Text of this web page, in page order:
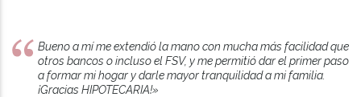
Bueno a mí me extendió la mano con mucha más facilidad que
otros bancos o incluso el FSV, y me permitió dar el primer paso
a formar mi hogar y darle mayor tranquilidad a mi familia.
¡Gracias HIPOTECARIA!»